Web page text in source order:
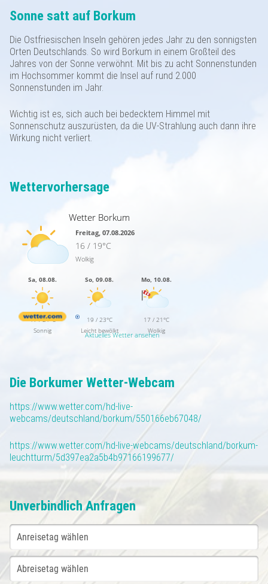
Saison & Preise
Gästebeitrag
Anreise
Sehenswürdigkeiten
Borkum kulinarisch
Natur auf Borkum
Borkum im Winter
Alte Inselansichten
Buchung
Kleingedrucktes
Impressum
Datenschutzerklärung
Partner
Sonne satt auf Borkum
Die Ostfriesischen Inseln gehören jedes Jahr zu den sonnigsten
Orten Deutschlands. So wird Borkum in einem Großteil des
Jahres von der Sonne verwöhnt. Mit bis zu acht Sonnenstunden
im Hochsommer kommt die Insel auf rund 2.000
Sonnenstunden im Jahr.
Wichtig ist es, sich auch bei bedecktem Himmel mit
Sonnenschutz auszurüsten, da die UV-Strahlung auch dann ihre
Wirkung nicht verliert.
Wettervorhersage
Wetter Borkum
Freitag, 07.08.2026
16 / 19°C
Wolkig
Sa, 08.08.
17 / 21°C
Sonnig
So, 09.08.
19 / 23°C
Leicht bewölkt
Mo, 10.08.
17 / 21°C
Wolkig
Aktuelles Wetter ansehen
Die Borkumer Wetter-Webcam
https://www.wetter.com/hd-live-
webcams/deutschland/borkum/550166eb67048/
https://www.wetter.com/hd-live-webcams/deutschland/borkum-
leuchtturm/5d397ea2a5b4b97166199677/
Unverbindlich Anfragen